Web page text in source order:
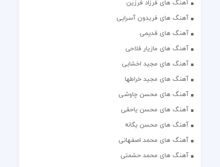
آهنگ های فرزاد فرزین
آهنگ های فریدون آسرایی
آهنگ های قدیمی
آهنگ های مازیار فلاحی
آهنگ های مجید اخشابی
آهنگ های مجید خراطها
آهنگ های محسن چاوشی
آهنگ های محسن یاحقی
آهنگ های محسن یگانه
آهنگ های محمد اصفهانی
آهنگ های محمد حشمتی